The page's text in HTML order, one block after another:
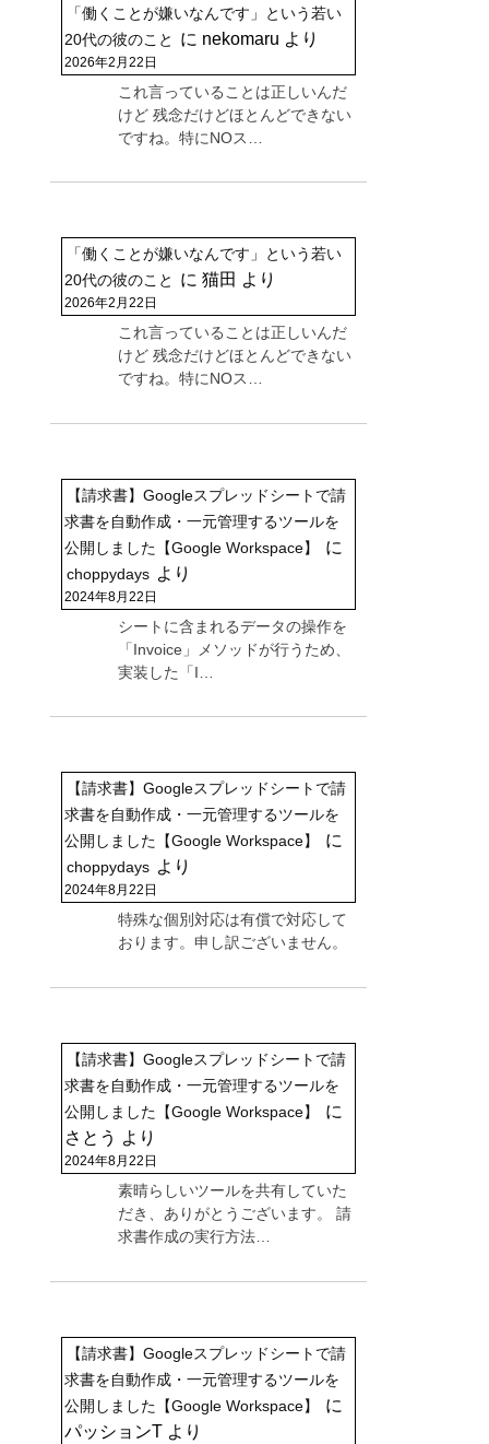
「働くことが嫌いなんです」という若い
20代の彼のこと
に nekomaru より
2026年2月22日
これ言っていることは正しいんだ
けど 残念だけどほとんどできない
ですね。特にNOス…
「働くことが嫌いなんです」という若い
20代の彼のこと
に 猫田 より
2026年2月22日
これ言っていることは正しいんだ
けど 残念だけどほとんどできない
ですね。特にNOス…
【請求書】Googleスプレッドシートで請
求書を自動作成・一元管理するツールを
公開しました【Google Workspace】
に
choppydays より
2024年8月22日
シートに含まれるデータの操作を
「Invoice」メソッドが行うため、
実装した「I…
【請求書】Googleスプレッドシートで請
求書を自動作成・一元管理するツールを
公開しました【Google Workspace】
に
choppydays より
2024年8月22日
特殊な個別対応は有償で対応して
おります。申し訳ございません。
【請求書】Googleスプレッドシートで請
求書を自動作成・一元管理するツールを
公開しました【Google Workspace】
に
さとう より
2024年8月22日
素晴らしいツールを共有していた
だき、ありがとうございます。 請
求書作成の実行方法…
【請求書】Googleスプレッドシートで請
求書を自動作成・一元管理するツールを
公開しました【Google Workspace】
に
パッションT より